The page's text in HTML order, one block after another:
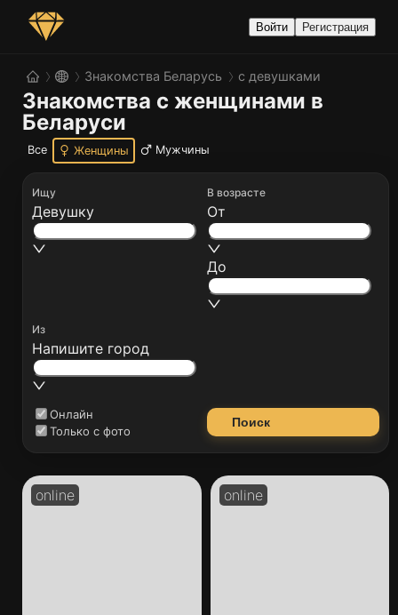
Войти Регистрация
Знакомства Беларусь с девушками
Знакомства с женщинами в
Беларуси
Все Женщины Мужчины
Ищу
Девушку
Из
Напишите город
В возрасте
От
До
Онлайн
Только с фото
Поиск